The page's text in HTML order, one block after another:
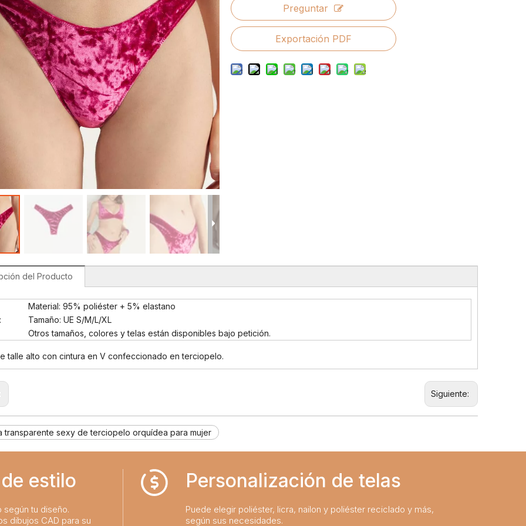
de trajes de baño para hombres
de trajes de baño para niños
Preguntar
Exportación PDF
del Producto
Material: 95% poliéster + 5% elastano
Tamaño: UE S/M/L/XL
Otros tamaños, colores y telas están disponibles bajo petición.
talle alto con cintura en V confeccionado en terciopelo.
Siguiente:
transparente sexy de terciopelo orquídea para mujer
estilo
según tu diseño.
dibujos CAD para su
Personalización de telas
Puede elegir poliéster, licra, nailon y poliéster reciclado y más,
según sus necesidades.